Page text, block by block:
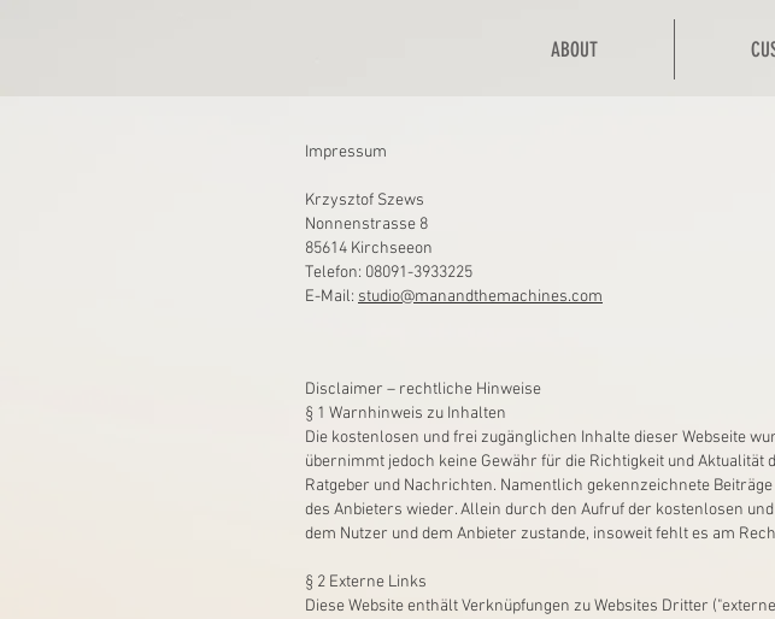
ABOUT
Impressum
Krzysztof Szews
Nonnenstrasse 8
85614 Kirchseeon
Telefon: 08091-3933225
E-Mail: studio@manandthemachines.com
Disclaimer – rechtliche Hinweise
§ 1 Warnhinweis zu Inhalten
Die kostenlosen und frei zugänglichen Inhalte dieser Webseite
übernimmt jedoch keine Gewähr für die Richtigkeit und
Ratgeber und Nachrichten. Namentlich gekennzeichnete
des Anbieters wieder. Allein durch den Aufruf der kostenlosen
dem Nutzer und dem Anbieter zustande, insoweit fehlt es am
§ 2 Externe Links
Diese Website enthält Verknüpfungen zu Websites Dritter